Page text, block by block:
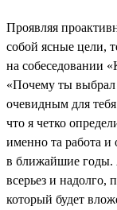
Проявляя
собой ясные цели,
на собеседовании
«Почему ты
очевидным для
что я четко
именно та работа и
в ближайшие годы.
всерьез и надолго,
который будет